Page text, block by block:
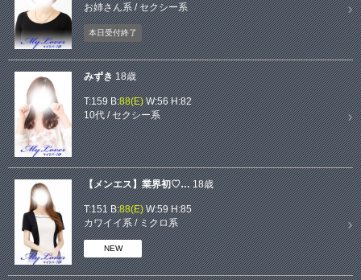
お姉さん系/セクシー系
本日受付終了
みずき 18歳
T:159 B:88(E)W:56 H:82
10代/セクシー系
【メンエス】業界初♡… 18歳
T:151 B:88(E)W:59 H:85
カワイイ系/ミクロ系
NEW